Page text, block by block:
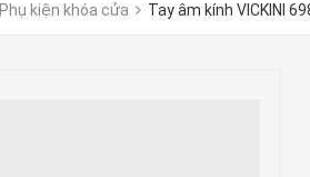
Phụ kiện khóa cửa Tay âm kính VICKINI